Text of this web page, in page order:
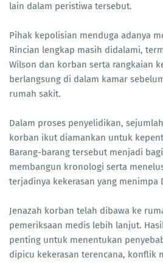
lain dalam peristiwa tersebut.
Pihak kepolisian menduga adanya
Rincian lengkap masih didalami,
Wilson dan korban serta rangkaian
berlangsung di dalam kamar
rumah sakit.
Dalam proses penyelidikan,
korban ikut diamankan untuk
Barang-barang tersebut menjadi
membangun kronologi serta
terjadinya kekerasan yang menimpa
Jenazah korban telah dibawa ke
pemeriksaan medis lebih lanjut.
penting untuk menentukan
dipicu kekerasan terencana, konflik